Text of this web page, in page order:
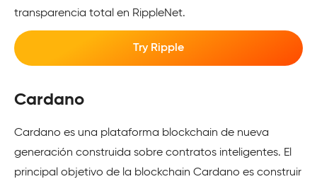
transparencia total en RippleNet.
Try Ripple
Cardano
Cardano es una plataforma blockchain de nueva
generación construida sobre contratos inteligentes. El
principal objetivo de la blockchain Cardano es construir